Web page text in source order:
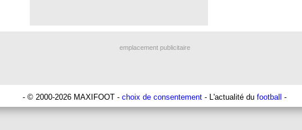
emplacement publicitaire
- © 2000-2026 MAXIFOOT - choix de consentement - L'actualité du football -